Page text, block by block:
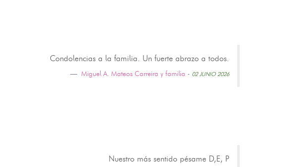
Condolencias a la familia. Un fuerte abrazo a todos.
Miguel A. Mateos Carreira y familia - 02 JUNIO 2026
Nuestro más sentido pésame D,E, P